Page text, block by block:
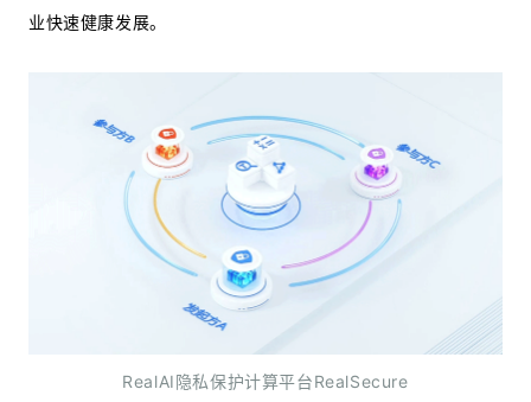
业快速健康发展。
RealAI隐私保护计算平台RealSecure